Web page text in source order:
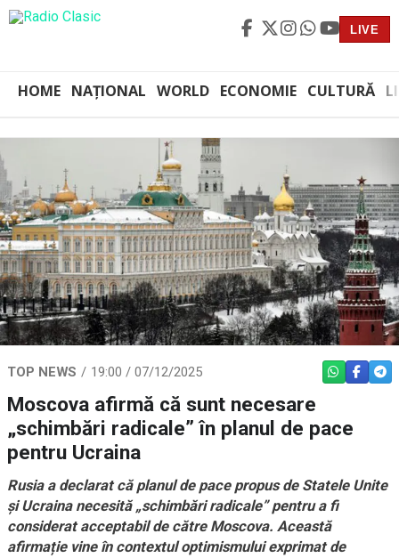
LIVE
HOME NAȚIONAL WORLD ECONOMIE CULTURĂ
TOP NEWS 19:00 / 07/12/2025 WHATSAPP
Moscova afirmă că sunt necesare
„schimbări radicale” în planul de pace
pentru Ucraina
Rusia a declarat că planul de pace propus de Statele Unite
și Ucraina necesită „schimbări radicale” pentru a fi
considerat acceptabil de către Moscova. Această
afirmație vine în contextul optimismului exprimat de